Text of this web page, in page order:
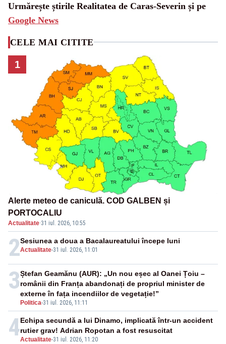
Urmărește știrile Realitatea de Caras-Severin și pe
Google News
CELE MAI CITITE
1
Alerte meteo de caniculă. COD GALBEN și
PORTOCALIU
Actualitate·31 iul. 2026, 10:55
2Actualitate-31 iul. 2026, 11:01
Sesiunea a doua a Bacalaureatului începe luni
3
Politica-31 iul. 2026, 11:11
Ștefan Geamănu (AUR): „Un nou eșec al Oanei Țoiu –
românii din Franța abandonați de propriul minister de
externe în fața incendiilor de vegetație!”
4Actualitate-31 iul. 2026, 11:20
Echipa secundă a lui Dinamo, implicată într-un accident
rutier grav! Adrian Ropotan a fost resuscitat